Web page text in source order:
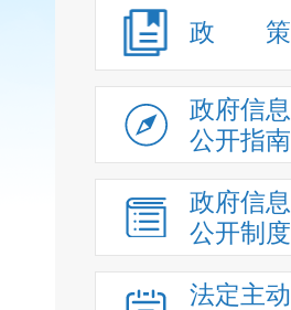
政 策
政府信息
公开指南
政府信息
公开制度
法定主动